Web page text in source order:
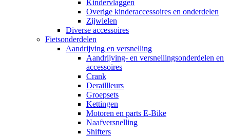
Kindervlaggen
Overige kinderaccessoires en onderdelen
Zijwielen
Diverse accessoires
Fietsonderdelen
Aandrijving en versnelling
Aandrijving- en versnellingsonderdelen en
accessoires
Crank
Deraillleurs
Groepsets
Kettingen
Motoren en parts E-Bike
Naafversnelling
Shifters